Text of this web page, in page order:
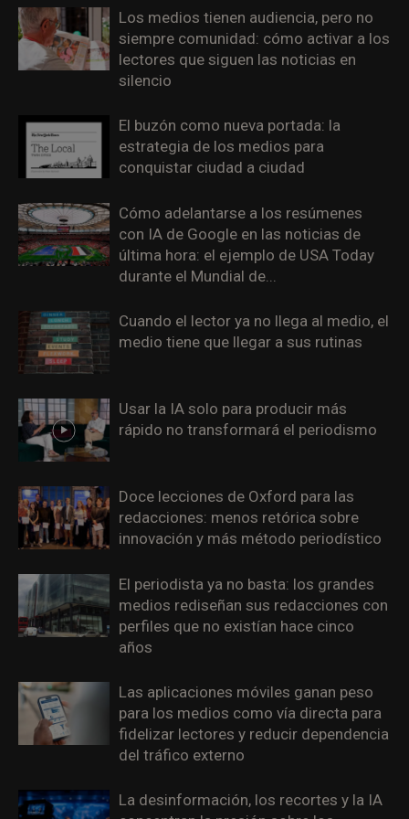
Los medios tienen audiencia, pero no
siempre comunidad: cómo activar a los
lectores que siguen las noticias en
silencio
El buzón como nueva portada: la
estrategia de los medios para
conquistar ciudad a ciudad
Cómo adelantarse a los resúmenes
con IA de Google en las noticias de
última hora: el ejemplo de USA Today
durante el Mundial de...
Cuando el lector ya no llega al medio, el
medio tiene que llegar a sus rutinas
Usar la IA solo para producir más
rápido no transformará el periodismo
Doce lecciones de Oxford para las
redacciones: menos retórica sobre
innovación y más método periodístico
El periodista ya no basta: los grandes
medios rediseñan sus redacciones con
perfiles que no existían hace cinco
años
Las aplicaciones móviles ganan peso
para los medios como vía directa para
fidelizar lectores y reducir dependencia
del tráfico externo
La desinformación, los recortes y la IA